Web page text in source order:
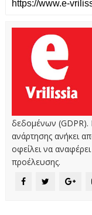
δεδομένων (GDPR).
ανάρτησης ανήκει
οφείλει να
προέλευσης.